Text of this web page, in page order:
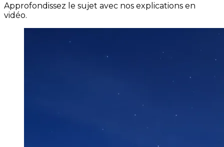
Approfondissez le sujet avec nos explications en
vidéo.